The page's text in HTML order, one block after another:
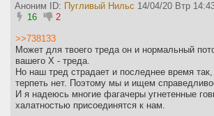
Аноним ID: Пугливый Нильс 14/04/20 Втр
16
2
>>738133
Может для твоего треда он и нормальный
вашего Х - треда.
Но наш тред страдает и последнее время
терпеть нет. Поэтому мы и ищем
И я надеюсь многие фагачеры угнетенные
халатностью присоединятся к нам.